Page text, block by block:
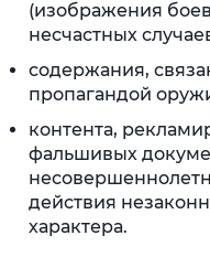
(изображения
несчастных
содержания,
пропагандой
контента,
фальшивых
действия
характера.